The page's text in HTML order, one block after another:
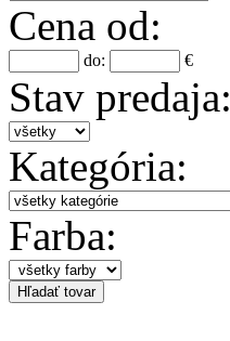
Cena od:
do: €
Stav predaja:
Kategória:
Farba: